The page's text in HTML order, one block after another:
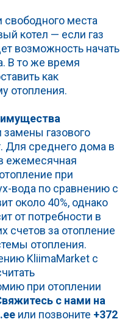
места
котел — если газ
возможность начать
В то же время
как
отопления.
замены газового
Для среднего дома в
ежемесячная
при
вода по сравнению с
около 40%, однако
от потребности в
счетов за отопление
отопления.
KliimaMarket с
при отоплении
с нами на
или позвоните +372